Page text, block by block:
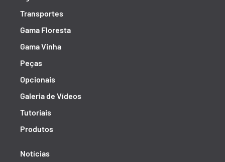
Transportes
Gama Floresta
Gama Vinha
Peças
Opcionais
Galeria de Vídeos
Tutoriais
Produtos
Notícias